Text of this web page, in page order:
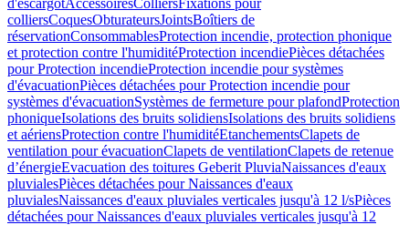
d'escargotAccessoiresColliersFixations pour
colliersCoquesObturateursJointsBoîtiers de
réservationConsommablesProtection incendie, protection phonique
et protection contre l'humiditéProtection incendiePièces détachées
pour Protection incendieProtection incendie pour systèmes
d'évacuationPièces détachées pour Protection incendie pour
systèmes d'évacuationSystèmes de fermeture pour plafondProtection
phoniqueIsolations des bruits solidiensIsolations des bruits solidiens
et aériensProtection contre l'humiditéEtanchementsClapets de
ventilation pour évacuationClapets de ventilationClapets de retenue
d’énergieEvacuation des toitures Geberit PluviaNaissances d'eaux
pluvialesPièces détachées pour Naissances d'eaux
pluvialesNaissances d'eaux pluviales verticales jusqu'à 12 l/sPièces
détachées pour Naissances d'eaux pluviales verticales jusqu'à 12